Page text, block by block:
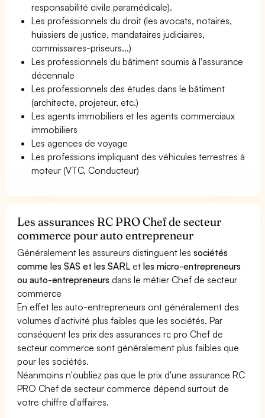
responsabilité civile paramédicale).
Les professionnels du droit (les avocats, notaires,
huissiers de justice, mandataires judiciaires,
commissaires-priseurs...)
Les professionnels du bâtiment soumis à l'assurance
décennale
Les professionnels des études dans le bâtiment
(architecte, projeteur, etc.)
Les agents immobiliers et les agents commerciaux
immobiliers
Les agences de voyage
Les professions impliquant des véhicules terrestres à
moteur (VTC, Conducteur)
Les assurances RC PRO Chef de secteur
commerce pour auto entrepreneur
Généralement les assureurs distinguent lessociétés
comme les SAS et les SARL etles micro-entrepreneurs
ou auto-entrepreneurs dans le métier Chef de secteur
commerce
En effet les auto-entrepreneurs ont généralement des
volumes d'activité plus faibles que les sociétés. Par
conséquent les prix des assurances rc pro Chef de
secteur commerce sont généralement plus faibles que
pour les sociétés.
Néanmoins n'oubliez pas que le prix d'une assurance RC
PRO Chef de secteur commerce dépend surtout de
votre chiffre d'affaires.